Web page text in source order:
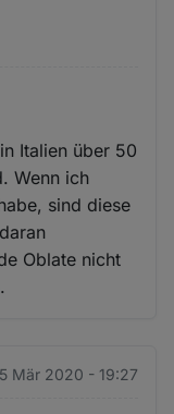
Italien über 50
Wenn ich
sind diese
Oblate nicht
Mär 2020 - 19:27